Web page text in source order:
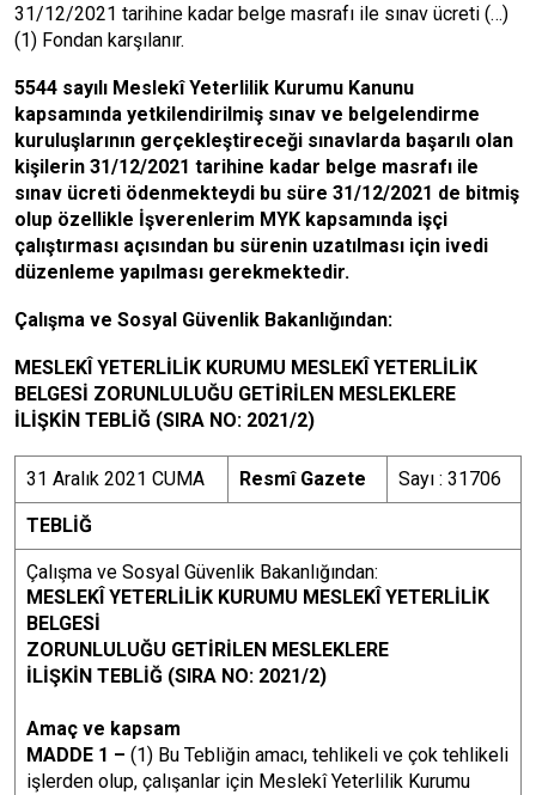
31/12/2021 tarihine kadar belge masrafı ile sınav ücreti (…)
(1) Fondan karşılanır.
5544 sayılı Meslekî Yeterlilik Kurumu Kanunu
kapsamında yetkilendirilmiş sınav ve belgelendirme
kuruluşlarının gerçekleştireceği sınavlarda başarılı olan
kişilerin 31/12/2021 tarihine kadar belge masrafı ile
sınav ücreti ödenmekteydi bu süre 31/12/2021 de bitmiş
olup özellikle İşverenlerim MYK kapsamında işçi
çalıştırması açısından bu sürenin uzatılması için ivedi
düzenleme yapılması gerekmektedir.
Çalışma ve Sosyal Güvenlik Bakanlığından:
MESLEKÎ YETERLİLİK KURUMU MESLEKÎ YETERLİLİK
BELGESİ ZORUNLULUĞU GETİRİLEN MESLEKLERE
İLİŞKİN TEBLİĞ (SIRA NO: 2021/2)
31 Aralık 2021 CUMA Resmî Gazete Sayı : 31706
TEBLİĞ
Çalışma ve Sosyal Güvenlik Bakanlığından:
MESLEKÎ YETERLİLİK KURUMU MESLEKÎ YETERLİLİK
BELGESİ
ZORUNLULUĞU GETİRİLEN MESLEKLERE
İLİŞKİN TEBLİĞ (SIRA NO: 2021/2)
Amaç ve kapsam
MADDE 1 – (1) Bu Tebliğin amacı, tehlikeli ve çok tehlikeli
işlerden olup, çalışanlar için Meslekî Yeterlilik Kurumu